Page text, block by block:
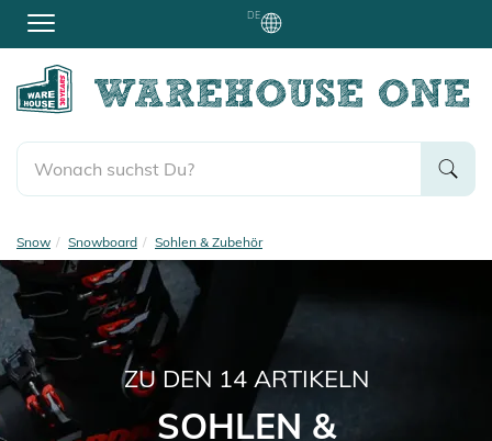
DE
Snow Snowboard Sohlen & Zubehör
ZU DEN 14ARTIKELN
SOHLEN &